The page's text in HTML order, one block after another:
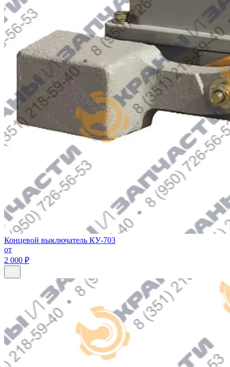
Концевой выключатель КУ-703
от
2 000 ₽